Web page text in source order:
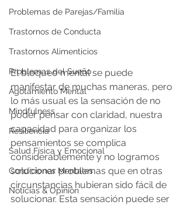
Problemas de Parejas/Familia
Trastornos de Conducta
Trastornos Alimenticios
Problemas del Sueño
Agotamiento Mental
Mindfulness
Resiliencia
Salud Física y Emocional
Condiciones Mentales
Noticias & Opinión
El bloqueo mental se puede
manifestar de muchas maneras, pero
lo más usual es la sensación de no
poder pensar con claridad, nuestra
capacidad para organizar los
pensamientos se complica
considerablemente y no logramos
solucionar problemas que en otras
circunstancias hubieran sido fácil de
solucionar. Esta sensación puede ser